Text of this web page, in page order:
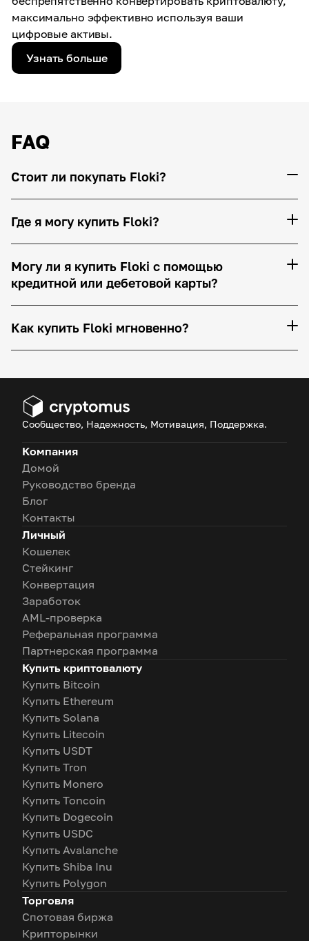
максимально эффективно используя ваши
цифровые активы.
Узнать больше
FAQ
Стоит ли покупать Floki?
Где я могу купить Floki?
Могу ли я купить Floki с помощью
кредитной или дебетовой карты?
Как купить Floki мгновенно?
Сообщество, Надежность, Мотивация, Поддержка.
Компания
Домой
Руководство бренда
Блог
Контакты
Личный
Кошелек
Стейкинг
Конвертация
Заработок
AML-проверка
Реферальная программа
Партнерская программа
Купить криптовалюту
Купить Bitcoin
Купить Ethereum
Купить Solana
Купить Litecoin
Купить USDT
Купить Tron
Купить Monero
Купить Toncoin
Купить Dogecoin
Купить USDC
Купить Avalanche
Купить Shiba Inu
Купить Polygon
Торговля
Спотовая биржа
Крипторынки